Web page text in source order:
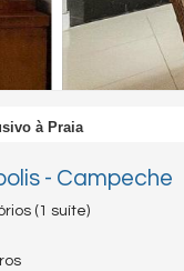
à Praia
- Campeche
(1 suíte)